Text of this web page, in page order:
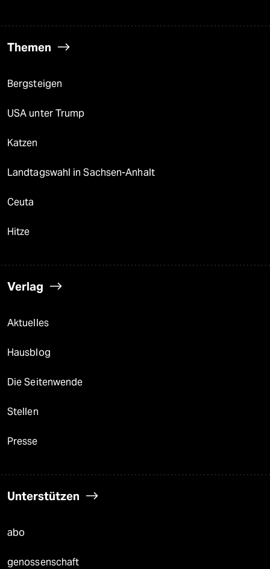
Themen
Bergsteigen
USA unter Trump
Katzen
Landtagswahl in Sachsen-Anhalt
Ceuta
Hitze
Verlag
Aktuelles
Hausblog
Die Seitenwende
Stellen
Presse
Unterstützen
abo
genossenschaft